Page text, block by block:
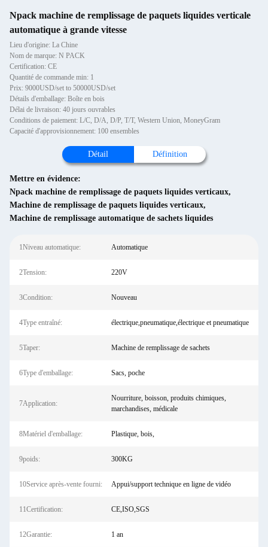
Npack machine de remplissage de paquets liquides verticale
automatique à grande vitesse
Lieu d'origine: La Chine
Nom de marque: N PACK
Certification: CE
Quantité de commande min: 1
Prix: 9000USD/set to 50000USD/set
Détails d'emballage: Boîte en bois
Délai de livraison: 40 jours ouvrables
Conditions de paiement: L/C, D/A, D/P, T/T, Western Union, MoneyGram
Capacité d'approvisionnement: 100 ensembles
Détail Définition
Mettre en évidence:
Npack machine de remplissage de paquets liquides verticaux,
Machine de remplissage de paquets liquides verticaux,
Machine de remplissage automatique de sachets liquides
1Niveau automatique: Automatique
2Tension: 220V
3Condition: Nouveau
4Type entraîné: électrique,pneumatique,électrique et pneumatique
5Taper: Machine de remplissage de sachets
6Type d'emballage: Sacs, poche
7Application:
Nourriture, boisson, produits chimiques,
marchandises, médicale
8Matériel d'emballage: Plastique, bois,
9poids: 300KG
10Service après-vente fourni: Appui/support technique en ligne de vidéo
11Certification: CE,ISO,SGS
12Garantie: 1 an